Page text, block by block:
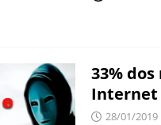
33%
Internet
28/01/2019